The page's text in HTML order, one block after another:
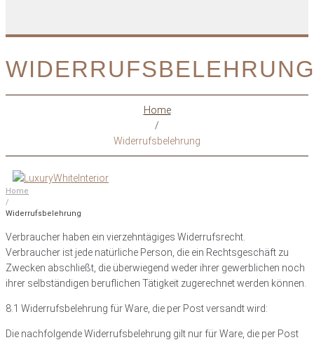
Home
/
Widerrufsbelehrung
Home
/
Widerrufsbelehrung
Verbraucher haben ein vierzehntägiges Widerrufsrecht.
Verbraucher ist jede natürliche Person, die ein Rechtsgeschäft zu
Zwecken abschließt, die überwiegend weder ihrer gewerblichen noch
ihrer selbständigen beruflichen Tätigkeit zugerechnet werden können.
8.1 Widerrufsbelehrung für Ware, die per Post versandt wird:
Die nachfolgende Widerrufsbelehrung gilt nur für Ware, die per Post